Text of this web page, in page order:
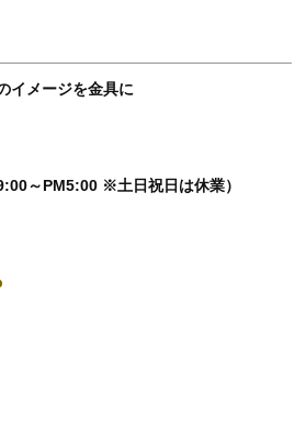
イメージを金具に
～PM5:00 ※土日祝日は休業）